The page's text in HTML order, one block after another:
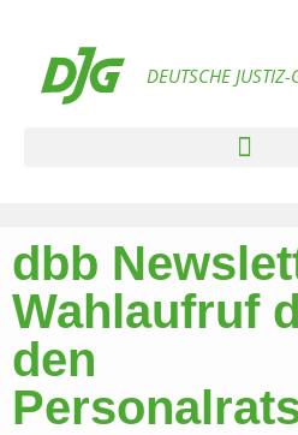
DEUTSCHE JUSTIZ-
dbb
Wahlaufruf
den